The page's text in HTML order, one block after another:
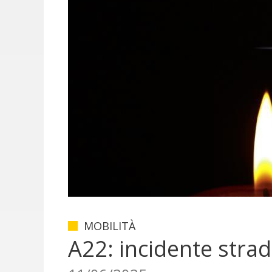
MOBILITÀ
A22: incidente